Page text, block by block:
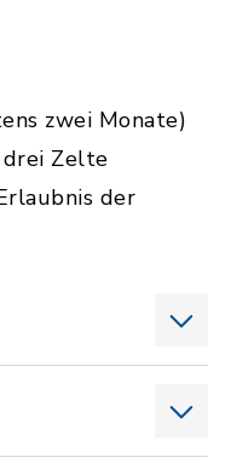
zwei Monate)
Zelte
der